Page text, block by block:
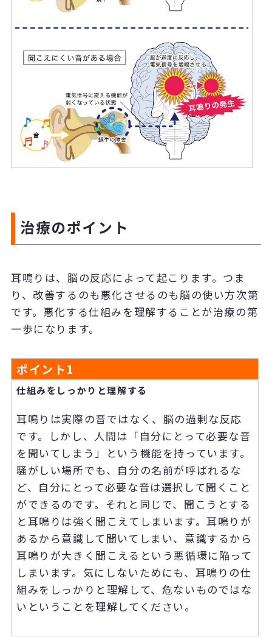
治療のポイント
耳鳴りは、脳の反応によって起こります。つま
り、改善するのも悪化させるのも脳の使い方次第
です。悪化する仕組みを理解することが治療の第
一歩になります。
ポイント1
仕組みをしっかりと理解する
耳鳴りは実際の音ではなく、脳の過剰な反応
です。しかし、人間は「自分にとって必要な音
を聞いてしまう」という機能を持っています。
騒がしい場所でも、自分の名前が呼ばれるな
ど、自分にとって必要な音は選択して聞くこと
ができるのです。それと同じで、聞こうとする
と耳鳴りは強く聞こえてしまいます。耳鳴りが
あるから意識して聞いてしまい、意識するから
耳鳴りが大きく聞こえるという悪循環に陥って
しまいます。気にしないためにも、耳鳴りの仕
組みをしっかりと理解して、危ないものではな
いということを理解してください。